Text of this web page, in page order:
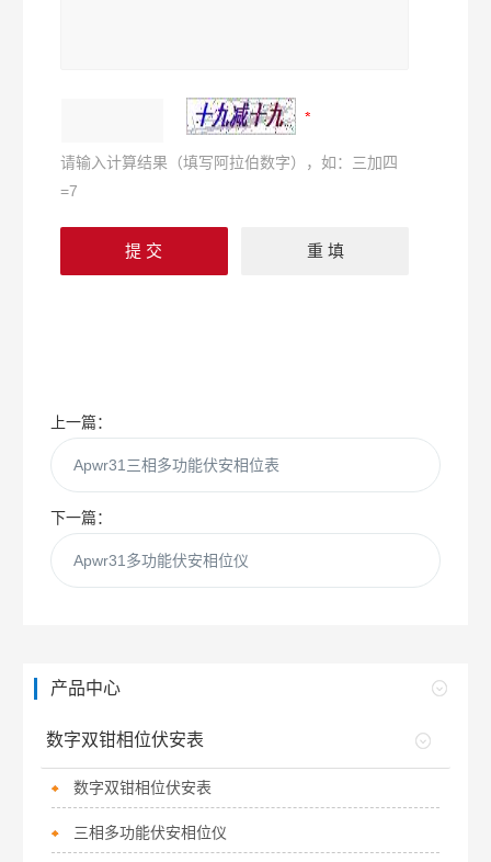
请输入计算结果（填写阿拉伯数字），如：三加四
=7
上一篇：
Apwr31三相多功能伏安相位表
下一篇：
Apwr31多功能伏安相位仪
产品中心
数字双钳相位伏安表
数字双钳相位伏安表
三相多功能伏安相位仪